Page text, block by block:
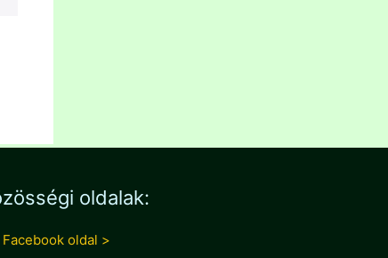
oldalak:
Facebook oldal >